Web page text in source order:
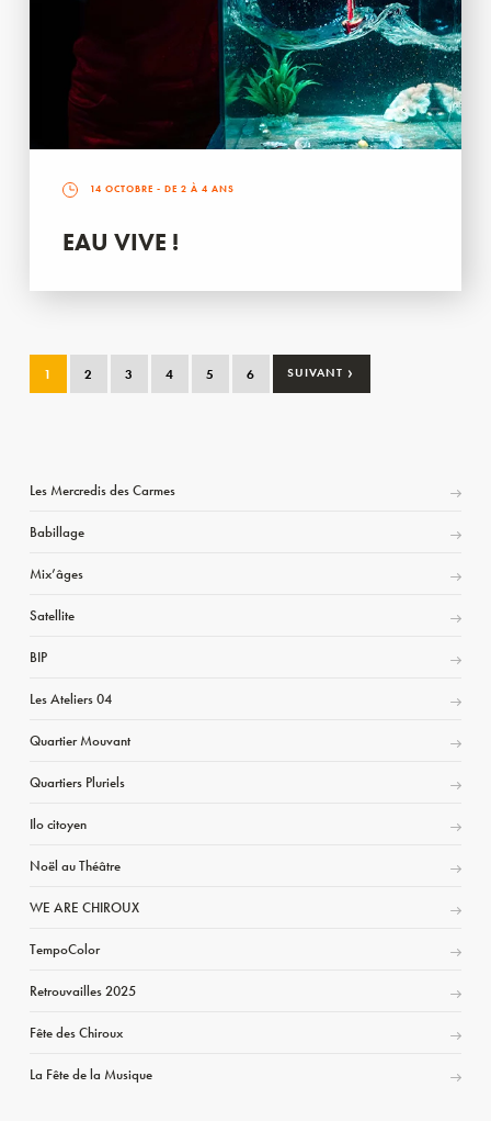
14 OCTOBRE - DE 2 À 4 ANS
EAU VIVE !
1 2 3 4 5 6 SUIVANT ›
Les Mercredis des Carmes
Babillage
Mix’âges
Satellite
BIP
Les Ateliers 04
Quartier Mouvant
Quartiers Pluriels
Ilo citoyen
Noël au Théâtre
WE ARE CHIROUX
TempoColor
Retrouvailles 2025
Fête des Chiroux
La Fête de la Musique